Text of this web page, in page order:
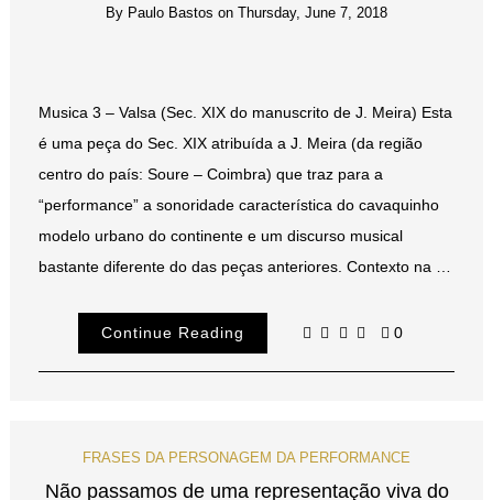
By Paulo Bastos on Thursday, June 7, 2018
Musica 3 – Valsa (Sec. XIX do manuscrito de J. Meira) Esta
é uma peça do Sec. XIX atribuída a J. Meira (da região
centro do país: Soure – Coimbra) que traz para a
“performance” a sonoridade característica do cavaquinho
modelo urbano do continente e um discurso musical
bastante diferente do das peças anteriores. Contexto na …
Continue Reading 0
FRASES DA PERSONAGEM DA PERFORMANCE
Não passamos de uma representação viva do